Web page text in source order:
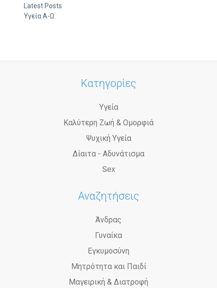
Latest Posts
Υγεία Α-Ω
Κατηγορίες
Υγεία
Καλύτερη Ζωή & Ομορφιά
Ψυχική Υγεία
Δίαιτα - Αδυνάτισμα
Sex
Αναζητήσεις
Άνδρας
Γυναίκα
Εγκυμοσύνη
Μητρότητα και Παιδί
Μαγειρική & Διατροφή